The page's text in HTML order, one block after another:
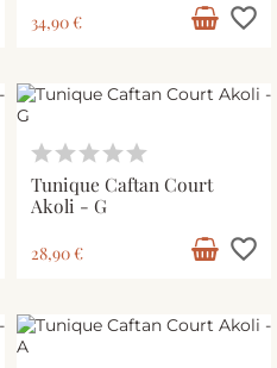
34,90 € favorite_border
Tunique Caftan Court
Akoli - G
28,90 € favorite_border